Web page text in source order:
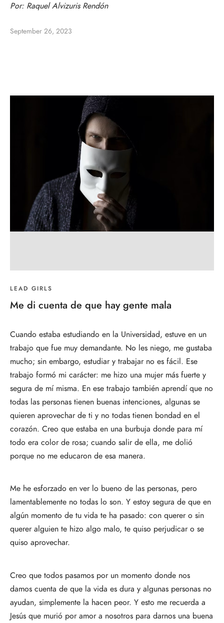
Por: Raquel Alvizuris Rendón
September 26, 2023
LEAD GIRLS
Me di cuenta de que hay gente mala
Cuando estaba estudiando en la Universidad, estuve en un
trabajo que fue muy demandante. No les niego, me gustaba
mucho; sin embargo, estudiar y trabajar no es fácil. Ese
trabajo formó mi carácter: me hizo una mujer más fuerte y
segura de mí misma. En ese trabajo también aprendí que no
todas las personas tienen buenas intenciones, algunas se
quieren aprovechar de ti y no todas tienen bondad en el
corazón. Creo que estaba en una burbuja donde para mí
todo era color de rosa; cuando salir de ella, me dolió
porque no me educaron de esa manera.
Me he esforzado en ver lo bueno de las personas, pero
lamentablemente no todas lo son. Y estoy segura de que en
algún momento de tu vida te ha pasado: con querer o sin
querer alguien te hizo algo malo, te quiso perjudicar o se
quiso aprovechar.
Creo que todos pasamos por un momento donde nos
damos cuenta de que la vida es dura y algunas personas no
ayudan, simplemente la hacen peor. Y esto me recuerda a
Jesús que murió por amor a nosotros para darnos una buena